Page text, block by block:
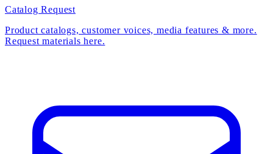
Catalog Request
Product catalogs, customer voices, media features & more.
Request materials here.